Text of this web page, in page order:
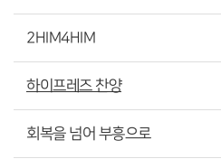
2HIM4HIM
하이프레즈 찬양
회복을 넘어 부흥으로